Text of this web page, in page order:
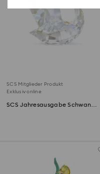
SCS Mitglieder Produkt
Exklusiv online
SCS Jahresausgabe Schwan